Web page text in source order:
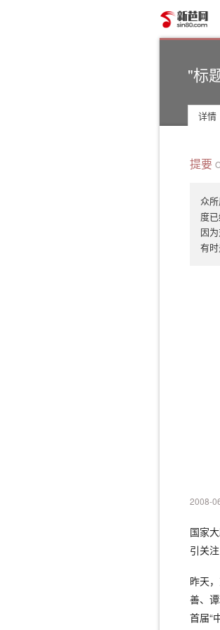
"标
详情
提要
众
度
因
有
2008-
国家
引关注
昨天
善、
首届“